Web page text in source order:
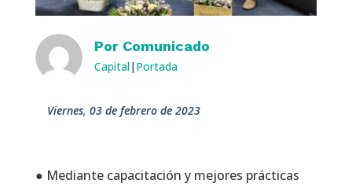
Por Comunicado
Capital| Portada
viernes, 03 de febrero de 2023
● Mediante capacitación y mejores prácticas